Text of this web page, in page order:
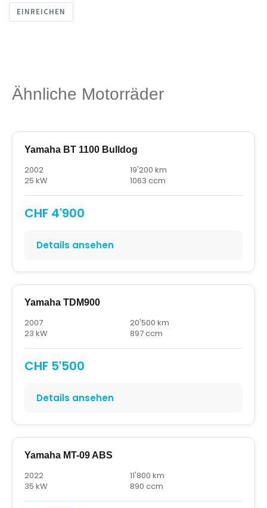
EINREICHEN
Ähnliche Motorräder
Yamaha BT 1100 Bulldog
2002
19'200 km
25 kW
1063 ccm
CHF 4'900
Details ansehen
Yamaha TDM900
2007
20'500 km
23 kW
897 ccm
CHF 5'500
Details ansehen
Yamaha MT-09 ABS
2022
11'800 km
35 kW
890 ccm